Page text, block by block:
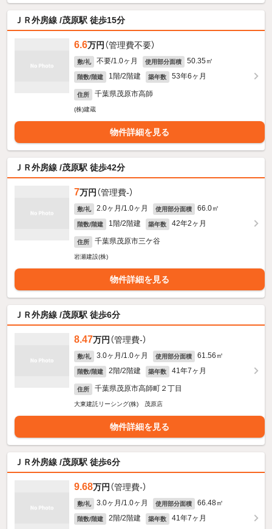
ＪＲ外房線 /茂原駅 徒歩15分
6.6万円 （管理費不要）
敷/礼 不要/1.0ヶ月 使用部分面積 50.35㎡
階数/階建 1階/2階建 築年数 53年6ヶ月
住所 千葉県茂原市高師
(株)建蔵
物件詳細を見る
ＪＲ外房線 /茂原駅 徒歩42分
7万円 （管理費-）
敷/礼 2.0ヶ月/1.0ヶ月 使用部分面積 66.0㎡
階数/階建 1階/2階建 築年数 42年2ヶ月
住所 千葉県茂原市三ケ谷
岩瀬建設(株)
物件詳細を見る
ＪＲ外房線 /茂原駅 徒歩6分
8.47万円 （管理費-）
敷/礼 3.0ヶ月/1.0ヶ月 使用部分面積 61.56㎡
階数/階建 2階/2階建 築年数 41年7ヶ月
住所 千葉県茂原市高師町２丁目
大東建託リーシング(株) 茂原店
物件詳細を見る
ＪＲ外房線 /茂原駅 徒歩6分
9.68万円 （管理費-）
敷/礼 3.0ヶ月/1.0ヶ月 使用部分面積 66.48㎡
階数/階建 2階/2階建 築年数 41年7ヶ月